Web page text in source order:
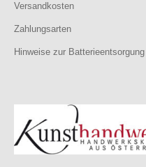
Versandkosten
Zahlungsarten
Hinweise zur Batterieentsorgung